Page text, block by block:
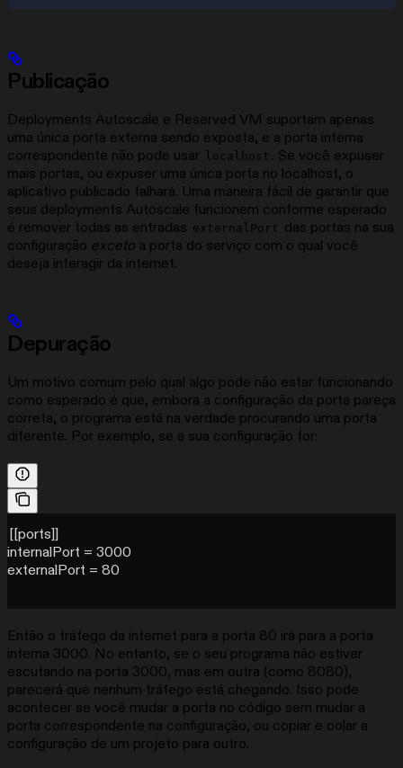
Publicação
Deployments Autoscale e Reserved VM suportam apenas
uma única porta externa sendo exposta, e a porta interna
correspondente não pode usar localhost . Se você expuser
mais portas, ou expuser uma única porta no localhost, o
aplicativo publicado falhará. Uma maneira fácil de garantir que
seus deployments Autoscale funcionem conforme esperado
é remover todas as entradas externalPort das portas na sua
configuração exceto a porta do serviço com o qual você
deseja interagir da internet.
Depuração
Um motivo comum pelo qual algo pode não estar funcionando
como esperado é que, embora a configuração da porta pareça
correta, o programa está na verdade procurando uma porta
diferente. Por exemplo, se a sua configuração for:
[[ports]]
internalPort = 3000
externalPort = 80
Então o tráfego da internet para a porta 80 irá para a porta
interna 3000. No entanto, se o seu programa não estiver
escutando na porta 3000, mas em outra (como 8080),
parecerá que nenhum tráfego está chegando. Isso pode
acontecer se você mudar a porta no código sem mudar a
porta correspondente na configuração, ou copiar e colar a
configuração de um projeto para outro.